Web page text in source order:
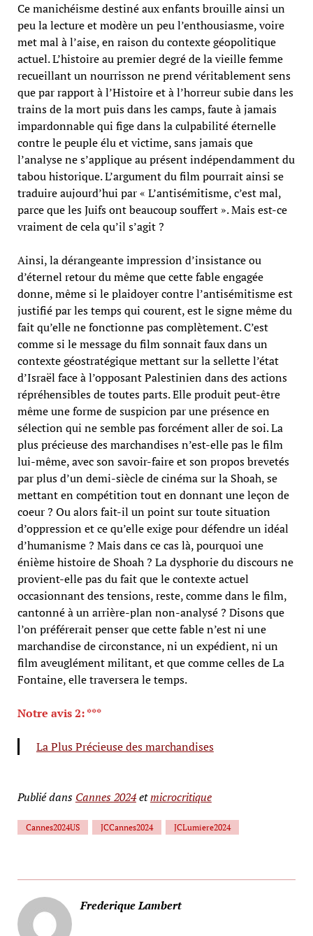
Ce manichéisme destiné aux enfants brouille ainsi un
peu la lecture et modère un peu l’enthousiasme, voire
met mal à l’aise, en raison du contexte géopolitique
actuel. L’histoire au premier degré de la vieille femme
recueillant un nourrisson ne prend véritablement sens
que par rapport à l’Histoire et à l’horreur subie dans les
trains de la mort puis dans les camps, faute à jamais
impardonnable qui fige dans la culpabilité éternelle
contre le peuple élu et victime, sans jamais que
l’analyse ne s’applique au présent indépendamment du
tabou historique. L’argument du film pourrait ainsi se
traduire aujourd’hui par « L’antisémitisme, c’est mal,
parce que les Juifs ont beaucoup souffert ». Mais est-ce
vraiment de cela qu’il s’agit ?
Ainsi, la dérangeante impression d’insistance ou
d’éternel retour du même que cette fable engagée
donne, même si le plaidoyer contre l’antisémitisme est
justifié par les temps qui courent, est le signe même du
fait qu’elle ne fonctionne pas complètement. C’est
comme si le message du film sonnait faux dans un
contexte géostratégique mettant sur la sellette l’état
d’Israël face à l’opposant Palestinien dans des actions
répréhensibles de toutes parts. Elle produit peut-être
même une forme de suspicion par une présence en
sélection qui ne semble pas forcément aller de soi. La
plus précieuse des marchandises n’est-elle pas le film
lui-même, avec son savoir-faire et son propos brevetés
par plus d’un demi-siècle de cinéma sur la Shoah, se
mettant en compétition tout en donnant une leçon de
coeur ? Ou alors fait-il un point sur toute situation
d’oppression et ce qu’elle exige pour défendre un idéal
d’humanisme ? Mais dans ce cas là, pourquoi une
énième histoire de Shoah ? La dysphorie du discours ne
provient-elle pas du fait que le contexte actuel
occasionnant des tensions, reste, comme dans le film,
cantonné à un arrière-plan non-analysé ? Disons que
l’on préférerait penser que cette fable n’est ni une
marchandise de circonstance, ni un expédient, ni un
film aveuglément militant, et que comme celles de La
Fontaine, elle traversera le temps.
Notre avis 2: ***
La Plus Précieuse des marchandises
Publié dans Cannes 2024etmicrocritique
Cannes2024US JCCannes2024 JCLumiere2024
Frederique Lambert